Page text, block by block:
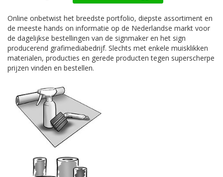
Online onbetwist het breedste portfolio, diepste assortiment en
de meeste hands on informatie op de Nederlandse markt voor
de dagelijkse bestellingen van de signmaker en het sign
producerend grafimediabedrijf. Slechts met enkele muisklikken
materialen, producties en gerede producten tegen superscherpe
prijzen vinden en bestellen.